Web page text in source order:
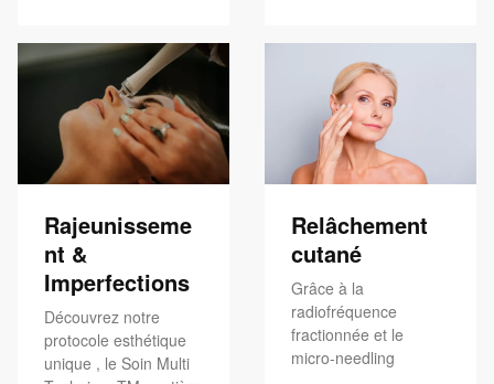
Rajeunisseme
nt &
Imperfections
Découvrez notre
protocole esthétique
unique , le Soin Multi
Relâchement
cutané
Grâce à la
radiofréquence
fractionnée et le
micro-needling